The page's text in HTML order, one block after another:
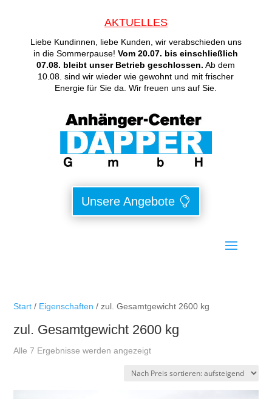
AKTUELLES
Liebe Kundinnen, liebe Kunden, wir verabschieden uns
in die Sommerpause!Vom 20.07. bis einschließlich
07.08. bleibt unser Betrieb geschlossen. Ab dem
10.08. sind wir wieder wie gewohnt und mit frischer
Energie für Sie da. Wir freuen uns auf Sie.
Unsere Angebote
Start / Eigenschaften / zul. Gesamtgewicht 2600 kg
zul. Gesamtgewicht 2600 kg
Alle 7 Ergebnisse werden angezeigtNach
sortiert: